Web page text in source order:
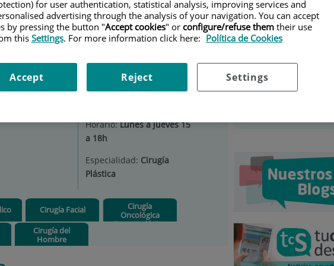
PLÁSTICA| U. DE CIRUGÍA ESTÉTICA|CIRUGÍA DEL
Situación:Consulta Privada
Horario:Lunes a jueves 15
a 18h
Especialidad: Cirugía
Plástica
Cirugía Facial
Cirugía
Oncológica
Dermatológica
Cirugía del
Hombre
Cartera de
Seleccione una opción:
for user authentication, statistical analysis, improving services and
advertising through the analysis of your navigation. You can accept
by pressing the button "Accept cookies" or configure/refuse them their use
thisSettings. For more information click here: Política de Cookies
Settings
Reject
Accept